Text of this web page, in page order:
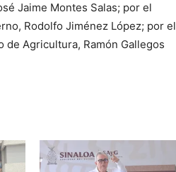
Jaime Montes Salas; por el
Rodolfo Jiménez López; por el
Agricultura, Ramón Gallegos